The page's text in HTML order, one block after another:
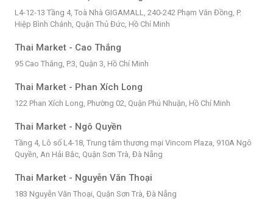
L4-12-13 Tầng 4, Toà Nhà GIGAMALL, 240-242 Phạm Văn Đồng, P.
Hiệp Bình Chánh, Quận Thủ Đức, Hồ Chí Minh
Thai Market - Cao Thắng
95 Cao Thắng, P.3, Quận 3, Hồ Chí Minh
Thai Market - Phan Xích Long
122 Phan Xích Long, Phường 02, Quận Phú Nhuận, Hồ Chí Minh
Thai Market - Ngô Quyền
Tầng 4, Lô số L4-18, Trung tâm thương mại Vincom Plaza, 910A Ngô
Quyền, An Hải Bắc, Quận Sơn Trà, Đà Nẵng
Thai Market - Nguyễn Văn Thoại
183 Nguyễn Văn Thoại, Quận Sơn Trà, Đà Nẵng